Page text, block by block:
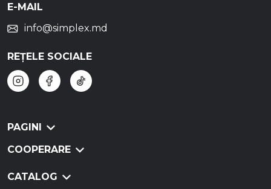
E-MAIL
info@simplex.md
REȚELE SOCIALE
PAGINI
COOPERARE
CATALOG